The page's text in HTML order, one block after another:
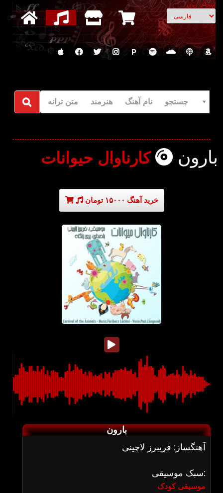
انتخاب زبان
P
جستجو نام آهنگ هنرمند متن ترانه
بارون کارناوال حیوانات
خرید آهنگ ۱۵۰۰۰ تومان
بارون
آهنگساز: فریبرز لاچینی
سبک موسیقی:
موسیقی کودک